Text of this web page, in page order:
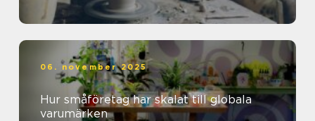
06. november 2025
Hur småföretag har skalat till globala
varumärken